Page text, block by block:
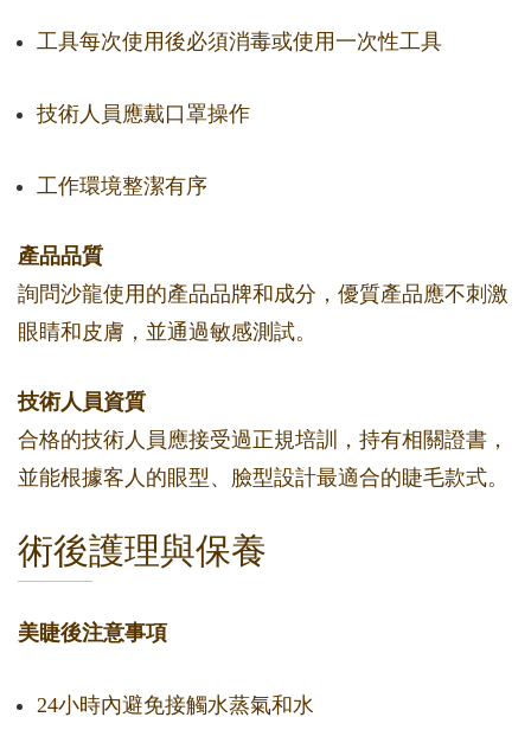
工具每次使用後必須消毒或使用一次性工具
技術人員應戴口罩操作
工作環境整潔有序
產品品質
詢問沙龍使用的產品品牌和成分，優質產品應不刺激
眼睛和皮膚，並通過敏感測試。
技術人員資質
合格的技術人員應接受過正規培訓，持有相關證書，
並能根據客人的眼型、臉型設計最適合的睫毛款式。
術後護理與保養
美睫後注意事項
24小時內避免接觸水蒸氣和水